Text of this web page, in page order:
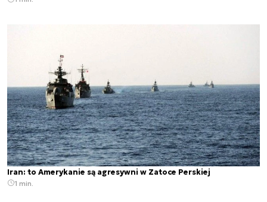
Iran: to Amerykanie są agresywni w Zatoce Perskiej
1 min.